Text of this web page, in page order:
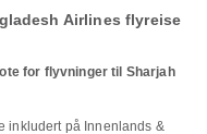
Airlines flyreise
for flyvninger til Sharjah